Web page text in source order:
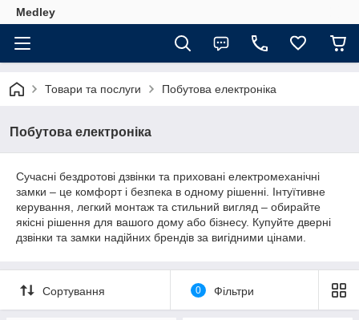
Medley
Товари та послуги Побутова електроніка
Побутова електроніка
Сучасні бездротові дзвінки та приховані електромеханічні
замки – це комфорт і безпека в одному рішенні. Інтуїтивне
керування, легкий монтаж та стильний вигляд – обирайте
якісні рішення для вашого дому або бізнесу. Купуйте дверні
дзвінки та замки надійних брендів за вигідними цінами.
Сортування 0 Фільтри